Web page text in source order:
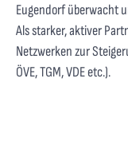
Eugendorf überwacht
Als starker, aktiver
Netzwerken zur
ÖVE, TGM, VDE etc.).